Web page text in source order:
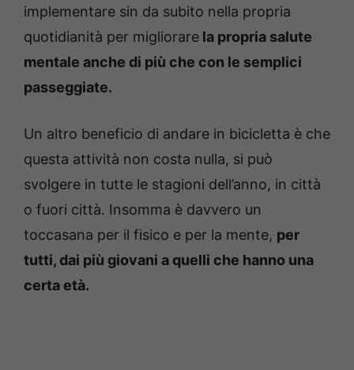
implementare sin da subito nella propria
quotidianità per migliorare la propria salute
mentale anche di più che con le semplici
passeggiate.
Un altro beneficio di andare in bicicletta è che
questa attività non costa nulla, si può
svolgere in tutte le stagioni dell’anno, in città
o fuori città. Insomma è davvero un
toccasana per il fisico e per la mente, per
tutti, dai più giovani a quelli che hanno una
certa età.